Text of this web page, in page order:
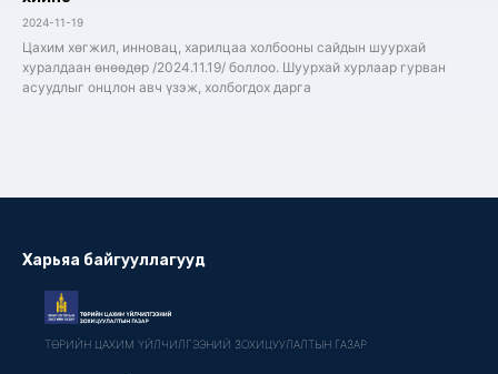
2024-11-19
Цахим хөгжил, инновац, харилцаа холбооны сайдын шуурхай
хуралдаан өнөөдөр /2024.11.19/ боллоо. Шуурхай хурлаар гурван
асуудлыг онцлон авч үзэж, холбогдох дарга
Харьяа байгууллагууд
ТӨРИЙН ЦАХИМ ҮЙЛЧИЛГЭЭНИЙ ЗОХИЦУУЛАЛТЫН ГАЗАР